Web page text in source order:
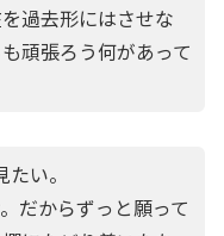
過去形にはさせな
頑張ろう何があって
い。
だからずっと願って